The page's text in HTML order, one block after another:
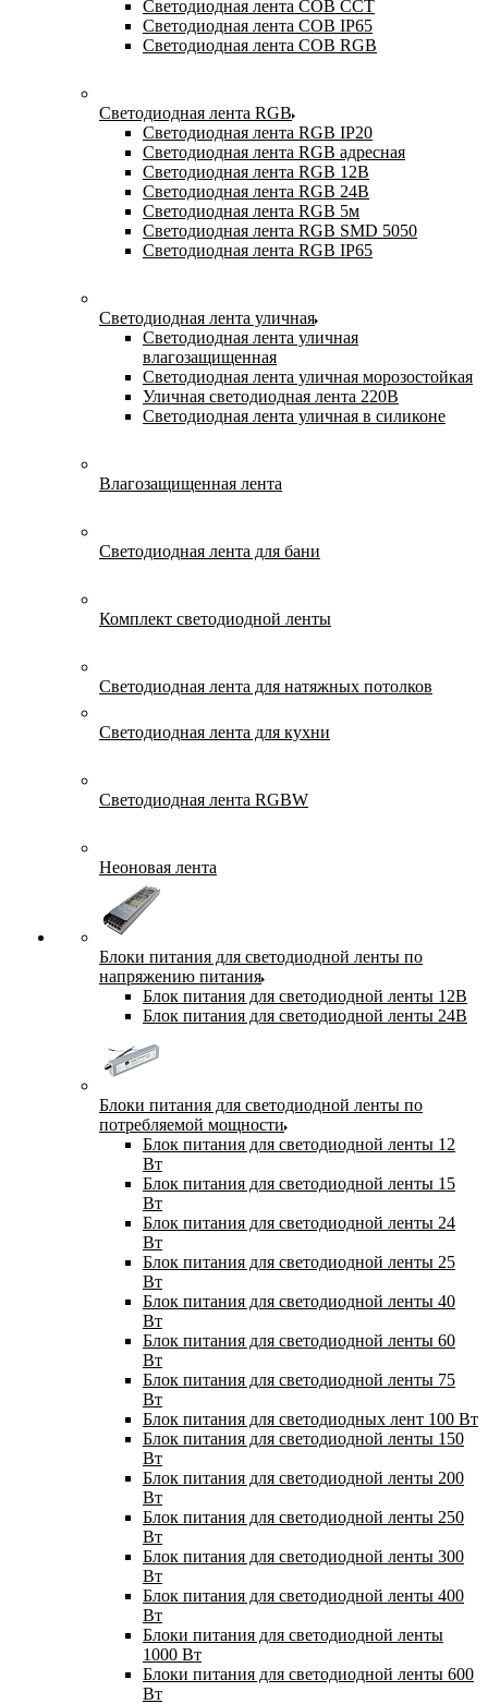
Светодиодная лента COB CCT
Светодиодная лента COB IP65
Светодиодная лента COB RGB
Светодиодная лента RGB
Светодиодная лента RGB IP20
Светодиодная лента RGB адресная
Светодиодная лента RGB 12В
Светодиодная лента RGB 24В
Светодиодная лента RGB 5м
Светодиодная лента RGB SMD 5050
Светодиодная лента RGB IP65
Светодиодная лента уличная
Светодиодная лента уличная
влагозащищенная
Светодиодная лента уличная морозостойкая
Уличная светодиодная лента 220В
Светодиодная лента уличная в силиконе
Влагозащищенная лента
Светодиодная лента для бани
Комплект светодиодной ленты
Светодиодная лента для натяжных потолков
Светодиодная лента для кухни
Светодиодная лента RGBW
Неоновая лента
Блоки питания для светодиодной ленты по
напряжению питания
Блок питания для светодиодной ленты 12В
Блок питания для светодиодной ленты 24В
Блоки питания для светодиодной ленты по
потребляемой мощности
Блок питания для светодиодной ленты 12
Вт
Блок питания для светодиодной ленты 15
Вт
Блок питания для светодиодной ленты 24
Вт
Блок питания для светодиодной ленты 25
Вт
Блок питания для светодиодной ленты 40
Вт
Блок питания для светодиодной ленты 60
Вт
Блок питания для светодиодной ленты 75
Вт
Блок питания для светодиодных лент 100 Вт
Блок питания для светодиодной ленты 150
Вт
Блок питания для светодиодной ленты 200
Вт
Блок питания для светодиодной ленты 250
Вт
Блок питания для светодиодной ленты 300
Вт
Блок питания для светодиодной ленты 400
Вт
Блоки питания для светодиодной ленты
1000 Вт
Блоки питания для светодиодной ленты 600
Вт